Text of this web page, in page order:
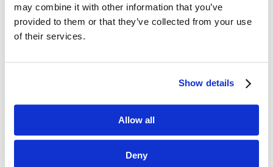
may combine it with other information that you’ve
provided to them or that they’ve collected from your use
of their services.
Show details
Allow all
Deny
91-811 Łódź